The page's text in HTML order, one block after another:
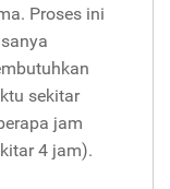
Proses ini
sekitar
jam
4 jam).